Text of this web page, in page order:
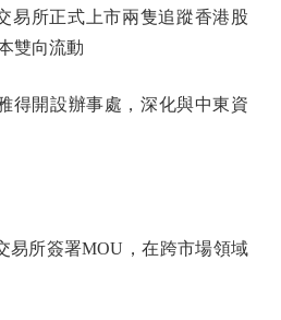
所正式上市兩隻追蹤香港股
雙向流動
開設辦事處，深化與中東資
所簽署MOU，在跨市場領域